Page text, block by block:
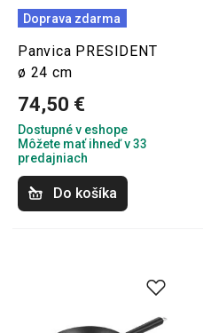
Doprava zdarma
Panvica PRESIDENT
ø 24 cm
74,50 €
Dostupné v eshope
Môžete mať ihneď v 33
predajniach
Do košíka